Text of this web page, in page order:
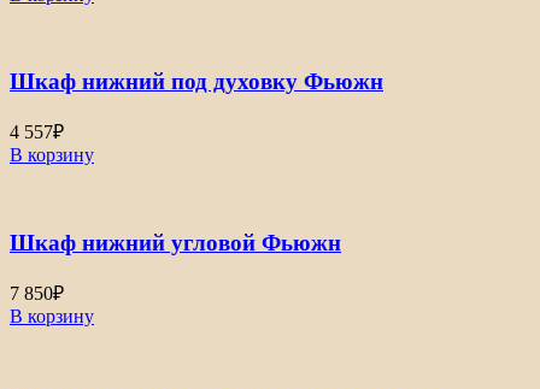
Шкаф нижний под духовку Фьюжн
4 557₽
В корзину
Шкаф нижний угловой Фьюжн
7 850₽
В корзину